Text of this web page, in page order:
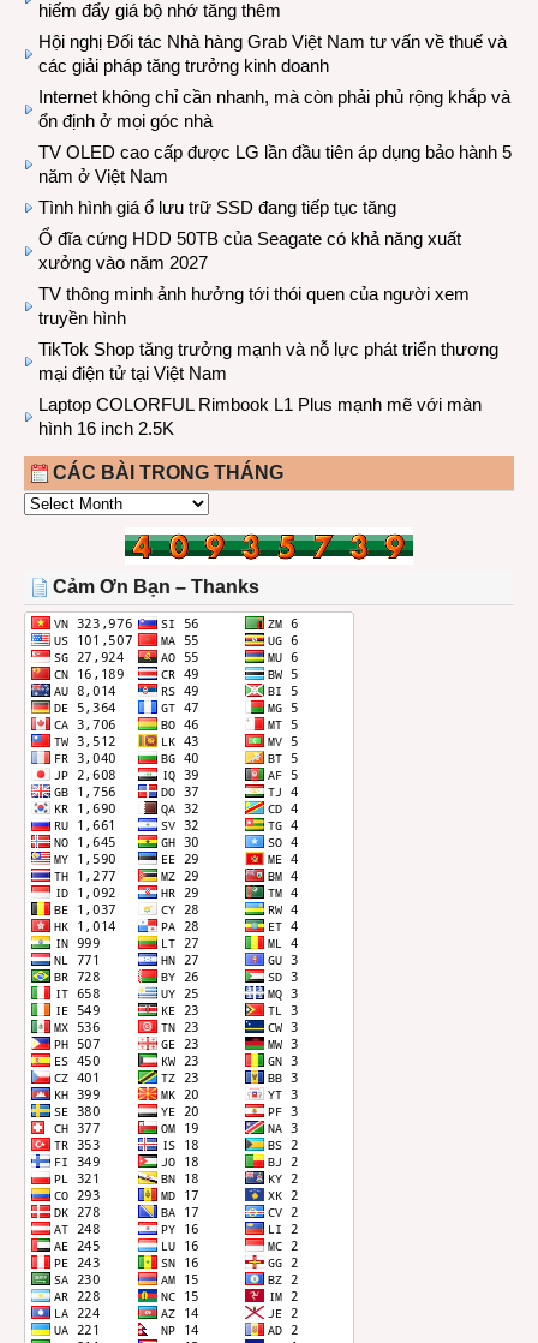
hiếm đẩy giá bộ nhớ tăng thêm
Hội nghị Đối tác Nhà hàng Grab Việt Nam tư vấn về thuế và
các giải pháp tăng trưởng kinh doanh
Internet không chỉ cần nhanh, mà còn phải phủ rộng khắp và
ổn định ở mọi góc nhà
TV OLED cao cấp được LG lần đầu tiên áp dụng bảo hành 5
năm ở Việt Nam
Tình hình giá ổ lưu trữ SSD đang tiếp tục tăng
Ổ đĩa cứng HDD 50TB của Seagate có khả năng xuất
xưởng vào năm 2027
TV thông minh ảnh hưởng tới thói quen của người xem
truyền hình
TikTok Shop tăng trưởng mạnh và nỗ lực phát triển thương
mại điện tử tại Việt Nam
Laptop COLORFUL Rimbook L1 Plus mạnh mẽ với màn
hình 16 inch 2.5K
CÁC BÀI TRONG THÁNG
CÁC
THÁNG
Cảm Ơn Bạn – Thanks